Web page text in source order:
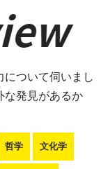
について伺いまし
な発見があるか
哲学 文化学